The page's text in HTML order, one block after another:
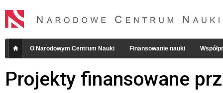
O Narodowym Centrum Nauki Finansowanie nauki
Projekty finansowane